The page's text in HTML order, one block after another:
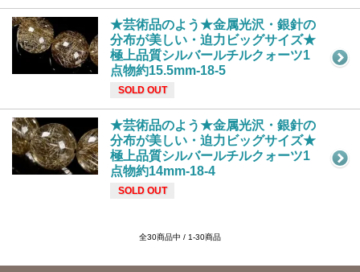
★芸術品のよう★金属光沢・銀針の
分布が美しい・迫力ビッグサイズ★
極上品質シルバールチルクォーツ1
点物約15.5mm-18-5
SOLD OUT
★芸術品のよう★金属光沢・銀針の
分布が美しい・迫力ビッグサイズ★
極上品質シルバールチルクォーツ1
点物約14mm-18-4
SOLD OUT
全30商品中 / 1-30商品